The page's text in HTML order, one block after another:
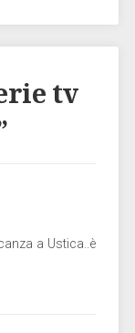
tv
a Ustica..è